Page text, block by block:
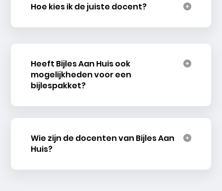
Hoe kies ik de juiste docent?
Heeft Bijles Aan Huis ook
mogelijkheden voor een
bijlespakket?
Wie zijn de docenten van Bijles Aan
Huis?